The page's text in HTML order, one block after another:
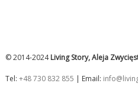
© 2014-2024Living Story, Aleja
Tel: +48 730 832 855 | Email: